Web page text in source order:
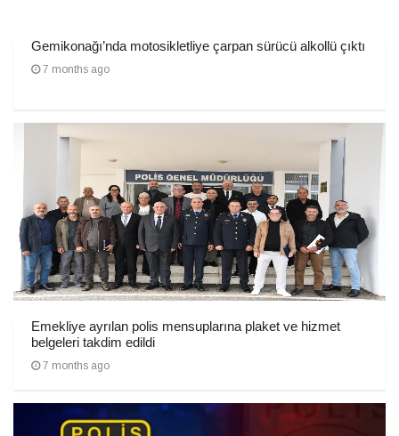
Gemikonağı’nda motosikletliye çarpan sürücü alkollü çıktı
7 months ago
Emekliye ayrılan polis mensuplarına plaket ve hizmet
belgeleri takdim edildi
7 months ago